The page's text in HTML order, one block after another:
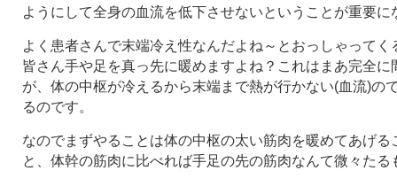
ようにして全身の血流を低下させないということが重要に
よく患者さんで末端冷え性なんだよね～とおっしゃってく
皆さん手や足を真っ先に暖めますよね？これはまあ完全に
が、体の中枢が冷えるから末端まで熱が行かない(血流)の
るのです。
なのでまずやることは体の中枢の太い筋肉を暖めてあげる
と、体幹の筋肉に比べれば手足の先の筋肉なんて微々たる